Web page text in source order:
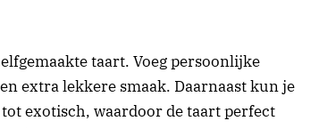
taart. Voeg persoonlijke
extra lekkere smaak. Daarnaast kun je
exotisch, waardoor de taart perfect